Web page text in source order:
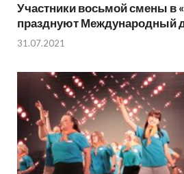
Участники восьмой смены в
празднуют Международный
31.07.2021